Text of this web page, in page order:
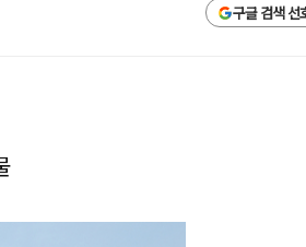
구글 검색 선